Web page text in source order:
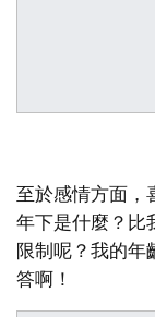
至於感情方面，
年下是什麼？比
限制呢？我的年
答啊！